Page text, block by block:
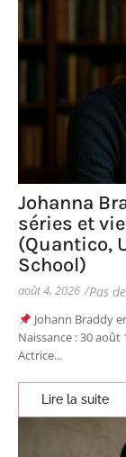
Johanna
séries et
(Quantico,
School)
août 4, 2026 /Pas
Johann Braddy
Naissance : 30 août
Actrice...
Lire la suite